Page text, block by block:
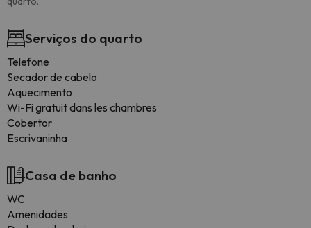
Serviços do quarto
Telefone
Secador de cabelo
Aquecimento
Wi-Fi gratuit dans les chambres
Cobertor
Escrivaninha
Casa de banho
WC
Amenidades